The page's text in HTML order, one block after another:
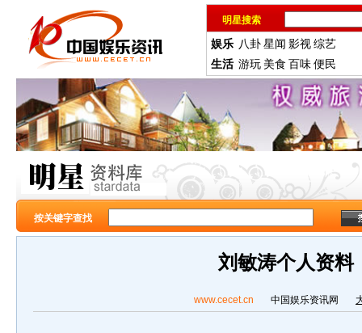
明星搜索
娱乐 八卦星闻 影视综艺
生活 游玩 美食 百味便民
按关键字查找
刘敏涛个人资料
www.cecet.cn 中国娱乐资讯网